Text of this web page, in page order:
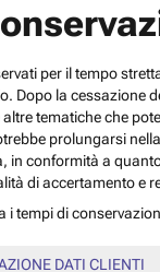
per il tempo
Dopo la cessazione
tematiche che
prolungarsi
in conformità a
di accertamento e
i tempi di
DATI CLIENTI